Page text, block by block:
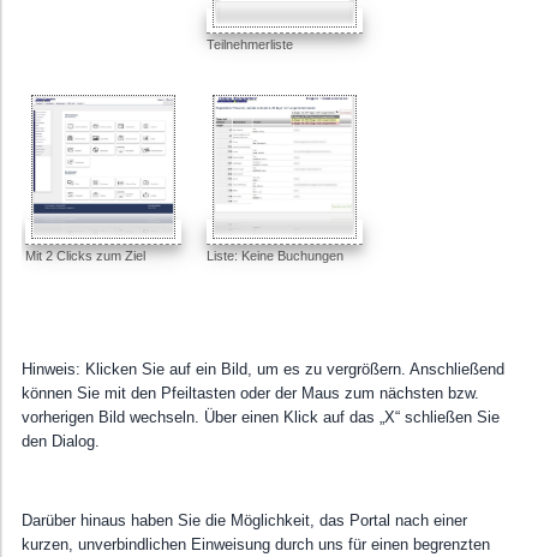
Teilnehmerliste
Mit 2 Clicks zum Ziel Liste: Keine Buchungen
Hinweis: Klicken Sie auf ein Bild, um es zu vergrößern. Anschließend
können Sie mit den Pfeiltasten oder der Maus zum nächsten bzw.
vorherigen Bild wechseln. Über einen Klick auf das „X“ schließen Sie
den Dialog.
Darüber hinaus haben Sie die Möglichkeit, das Portal nach einer
kurzen, unverbindlichen Einweisung durch uns für einen begrenzten